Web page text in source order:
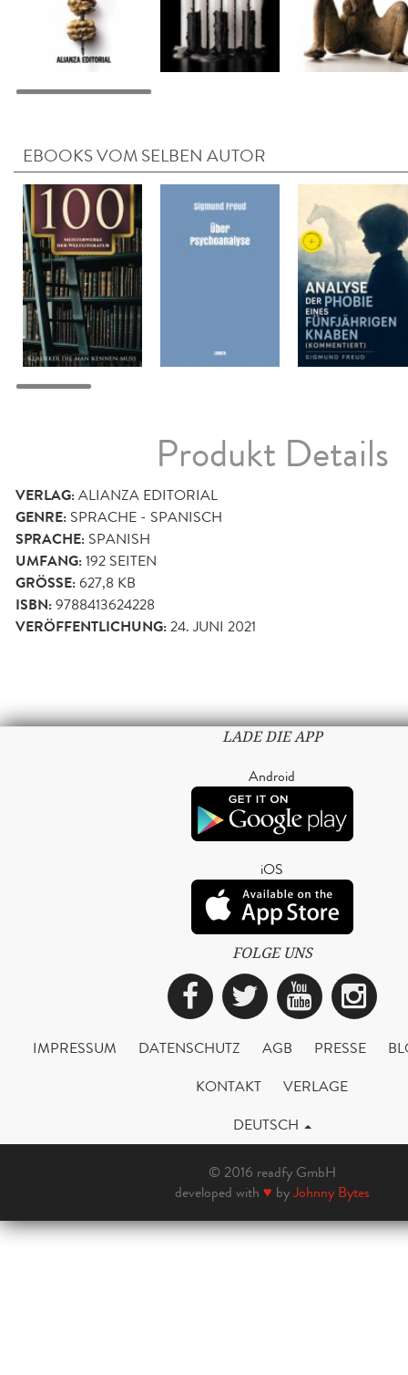
EBOOKS VOM SELBEN AUTOR
Produkt Details
VERLAG:ALIANZA EDITORIAL
GENRE: SPRACHE - SPANISCH
SPRACHE: SPANISH
UMFANG:192 SEITEN
GRÖSSE: 627,8 KB
ISBN:9788413624228
VERÖFFENTLICHUNG:24. JUNI 2021
LADE DIE APP
Android
iOS
FOLGE UNS
Facebook
Twitter
IMPRESSUM DATENSCHUTZ AGB PRESSE
KONTAKT
VERLAGE
DEUTSCH
© 2016 readfy GmbH
developed with ♥ byJohnny Bytes